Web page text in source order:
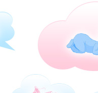
Перейти к основному